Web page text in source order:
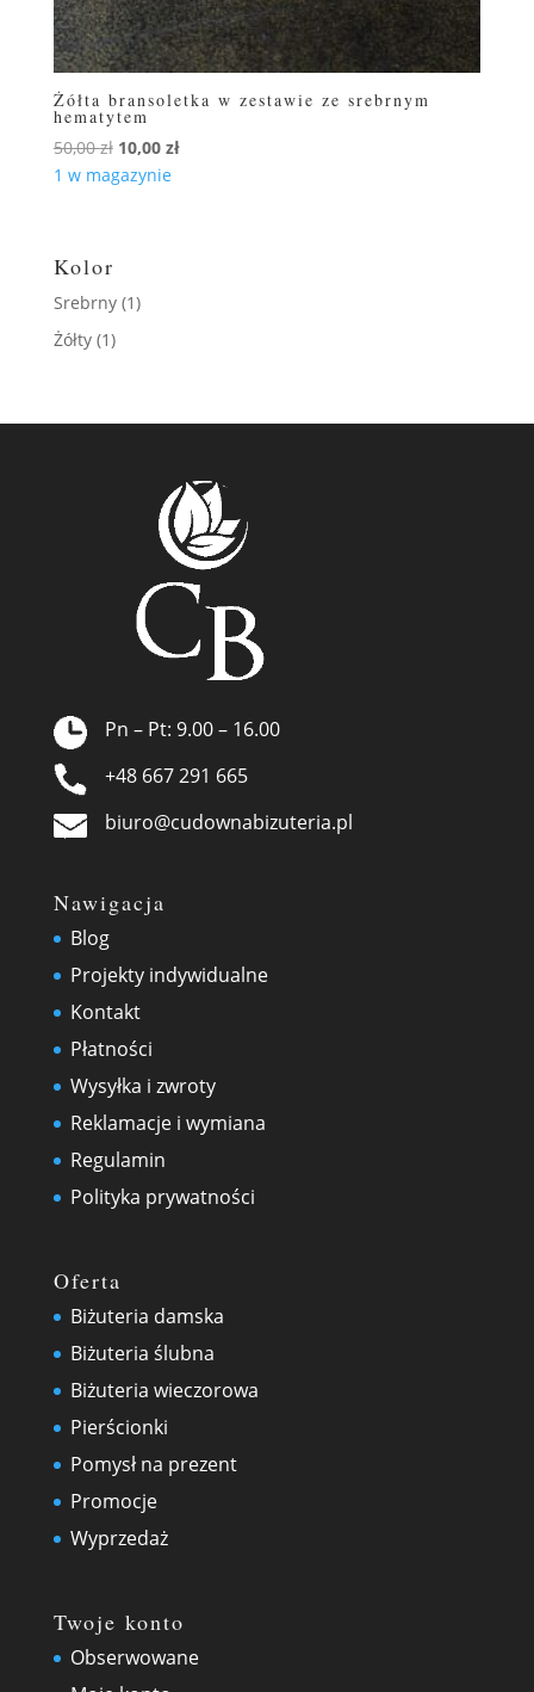
Żółta bransoletka w zestawie ze srebrnym
hematytem
50,00zł Pierwotna
cena
10,00 złAktualna
1 w magazynie
Kolor
Srebrny (1)
Żółty (1)
Pn – Pt: 9.00 – 16.00
+48 667 291 665
biuro@cudownabizuteria.pl
Nawigacja
Blog
Projekty indywidualne
Kontakt
Płatności
Wysyłka i zwroty
Reklamacje i wymiana
Regulamin
Polityka prywatności
Oferta
Biżuteria damska
Biżuteria ślubna
Biżuteria wieczorowa
Pierścionki
Pomysł na prezent
Promocje
Wyprzedaż
Twoje konto
Obserwowane